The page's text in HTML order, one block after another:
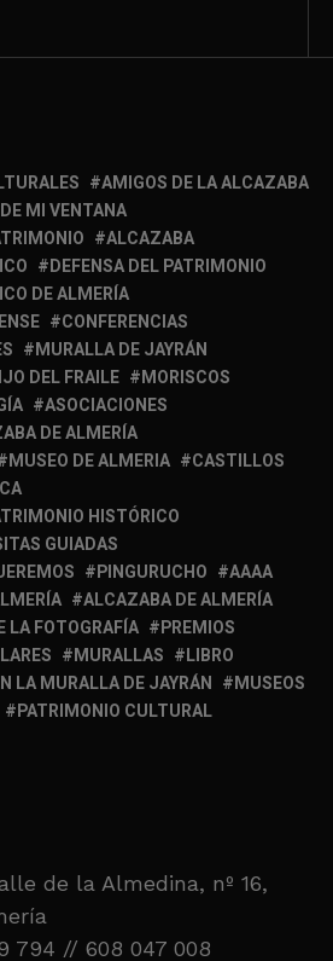
AMIGOS DE LA ALCAZABA
MI VENTANA
ALCAZABA
DEFENSA DEL PATRIMONIO
DE ALMERÍA
CONFERENCIAS
MURALLA DE JAYRÁN
DEL FRAILE
MORISCOS
ASOCIACIONES
DE ALMERÍA
MUSEO DE ALMERIA
CASTILLOS
HISTÓRICO
GUIADAS
PINGURUCHO
AAAA
ALCAZABA DE ALMERÍA
LA FOTOGRAFÍA
PREMIOS
MURALLAS
LIBRO
LA MURALLA DE JAYRÁN
MUSEOS
PATRIMONIO CULTURAL
de la Almedina, nº 16,
794 // 608 047 008